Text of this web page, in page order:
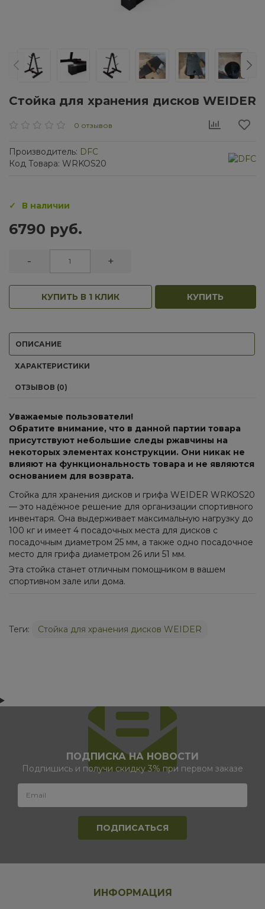
Стойка для хранения дисков WEIDER
0 отзывов
Производитель: DFC
Код Товара: WRKOS20
В наличии
6790 руб.
- +
КУПИТЬ В 1 КЛИК КУПИТЬ
ОПИСАНИЕ
ХАРАКТЕРИСТИКИ
ОТЗЫВОВ (0)
Уважаемые пользователи!
Обратите внимание, что в данной партии товара
присутствуют небольшие следы ржавчины на
некоторых элементах конструкции. Они никак не
влияют на функциональность товара и не являются
основанием для возврата.
Стойка для хранения дисков и грифа WEIDER WRKOS20
— это надёжное решение для организации спортивного
инвентаря. Она выдерживает максимальную нагрузку до
100 кг и имеет 4 посадочных места для дисков с
посадочным диаметром 25 мм, а также одно посадочное
место для грифа диаметром 26 или 51 мм.
Эта стойка станет отличным помощником в вашем
спортивном зале или дома.
Теги: Стойка для хранения дисков WEIDER
ПОДПИСКА НА НОВОСТИ
Подпишись и получи скидку 3% при первом заказе
ИНФОРМАЦИЯ